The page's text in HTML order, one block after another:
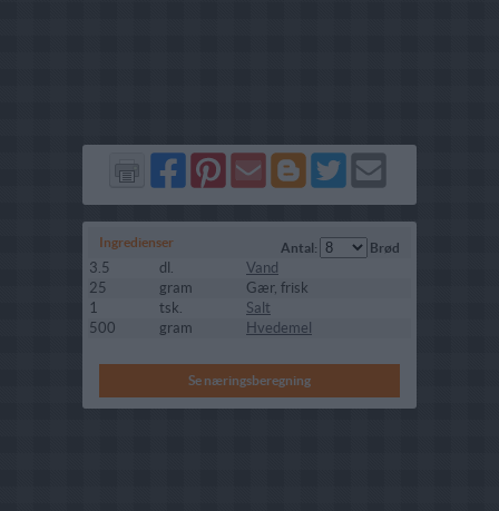
Del
på
Del
på
Send
via
Del
på
Del
på
Send
Ingredienser Antal: Brød
3.5 dl.
Vand
25
gram
Gær, frisk
1
tsk.
Salt
500
gram Hvedemel
Se næringsberegning